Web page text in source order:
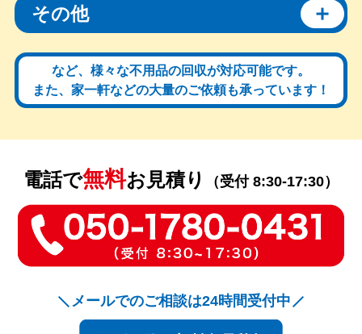
その他
など、様々な不用品の回収が対応可能です。
また、家一軒などの大量のご依頼も承っています！
電話で無料お見積り （受付 8:30-17:30）
メールでのご相談は24時間受付中